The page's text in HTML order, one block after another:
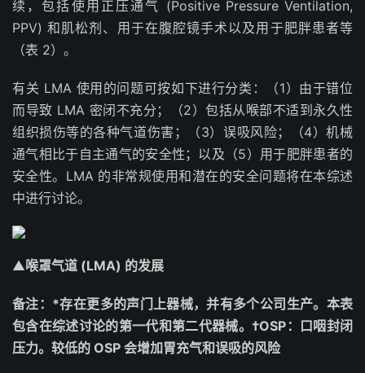
续，包括使用正压通气 (Positive Pressure Ventilation,
PPV) 和肌松剂、用于在腹腔镜手术以及用于肥胖患者等
（表 2）。
有关 LMA 使用的问题可按如下进行分类：（1）由于错位
而导致 LMA 密闭不充分；（2）包括从喉部不适到永久性
组织损伤等的各种气道伤害；（3）误吸风险；（4）机械
通气相比于自主通气的安全性；以及（5）用于肥胖患者的
安全性。LMA 的非常规使用和潜在的安全问题将在本综述
中进行讨论。
▲喉罩气道 (LMA) 的发展
备注：*存在更多的声门上器械，并有多个公司生产。本表
包含在综述讨论的第一代和第二代器械。†OSP：口咽封闭
压力。较低的 OSP 会增加胃充气和误吸的风险